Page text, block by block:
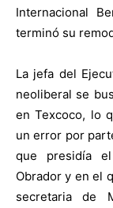
Internacional
terminó su
La jefa del
neoliberal se
en Texcoco, lo
un error por
que presidía
Obrador y en el
secretaria de